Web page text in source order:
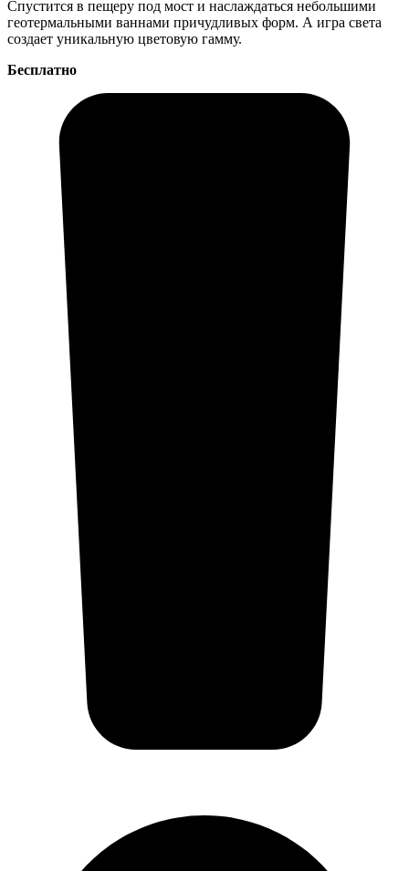
Спустится в пещеру под мост и наслаждаться небольшими
геотермальными ваннами причудливых форм. А игра света
создает уникальную цветовую гамму.
Бесплатно